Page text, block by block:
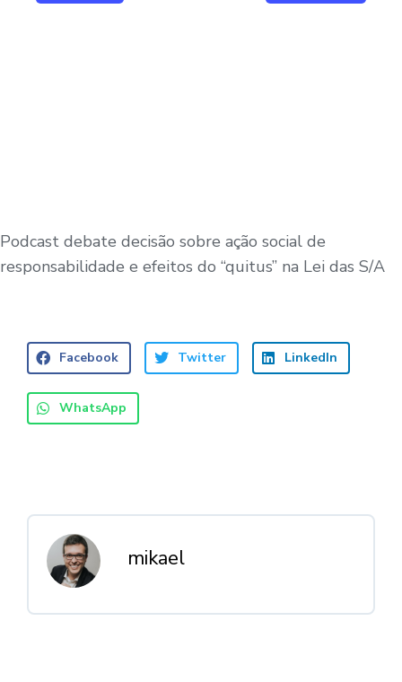
Podcast debate decisão sobre ação social de
responsabilidade e efeitos do “quitus” na Lei das S/A
Facebook Twitter LinkedIn
WhatsApp
mikael